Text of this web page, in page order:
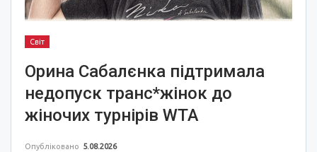
Світ
Орина Сабалєнка підтримала
недопуск транс*жінок до
жіночих турнірів WTA
Опубліковано 5.08.2026